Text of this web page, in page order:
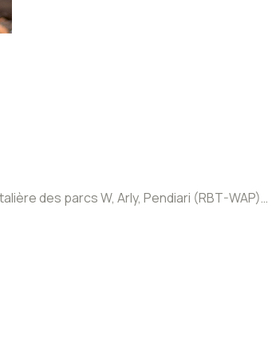
des parcs W, Arly, Pendiari (RBT-WAP)…